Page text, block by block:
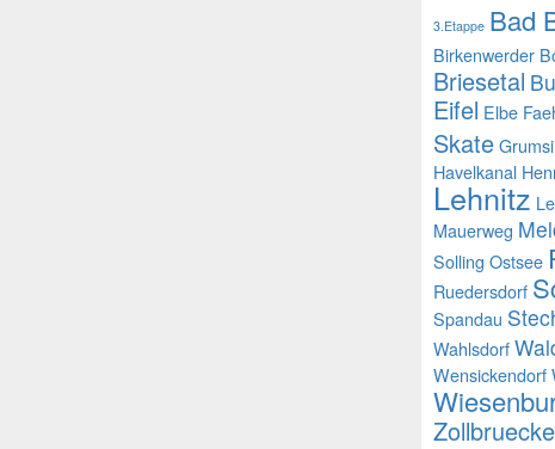
3.Etappe Bad
Birkenwerder
Briesetal
Eifel Elbe
Skate
Havelkanal
Lehnitz
Mauerweg
Solling Ostsee
Ruedersdorf
Spandau
Wahlsdorf
Wensickendorf
Zollbruecke